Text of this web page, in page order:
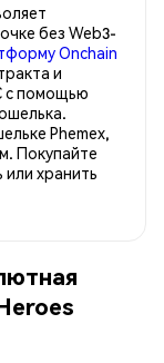
без Web3-
Onchain
и
с помощью
Phemex,
Покупайте
или хранить